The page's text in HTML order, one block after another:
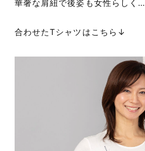
華奢な肩紐で後姿も女性らしく…
合わせたTシャツはこちら↓